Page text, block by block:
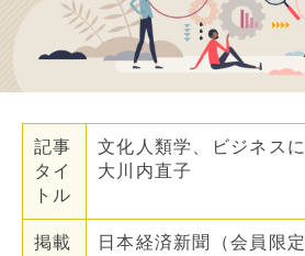
記事
タイ
トル
文化人類学、ビジネス
大川内直子
掲載
日本経済新聞（会員限定